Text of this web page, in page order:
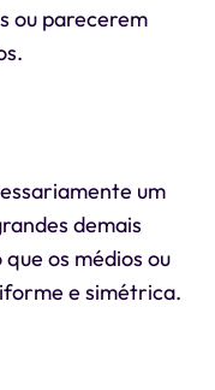
ou parecerem
um
demais
os médios ou
e simétrica.